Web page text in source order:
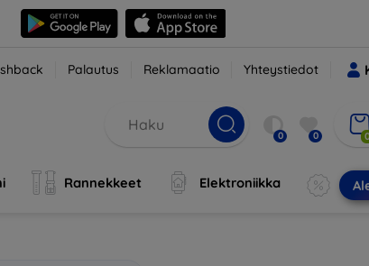
Palautus Reklamaatio Yhteystiedot
0 0
Rannekkeet Elektroniikka